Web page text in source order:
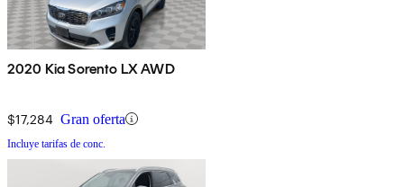
2020 Kia Sorento LX AWD
$17,284 Gran oferta
Incluye tarifas de conc.